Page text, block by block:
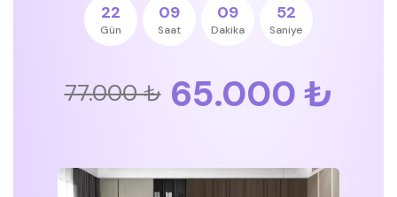
22
Gün
09
Saat
09
Dakika
51
Saniye
77.000 ₺ 65.000 ₺